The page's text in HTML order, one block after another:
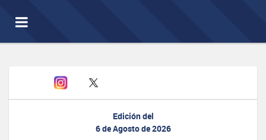
Toggle
navigation
Edición del
6 de Agosto de 2026